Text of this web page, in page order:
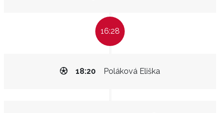
16:28
Poláková Eliška
18:20